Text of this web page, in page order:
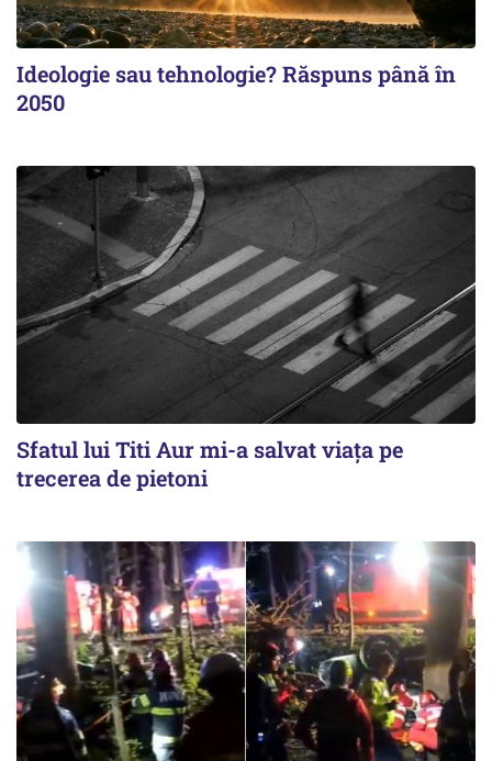
Ideologie sau tehnologie? Răspuns până în
2050
Sfatul lui Titi Aur mi-a salvat viaţa pe
trecerea de pietoni